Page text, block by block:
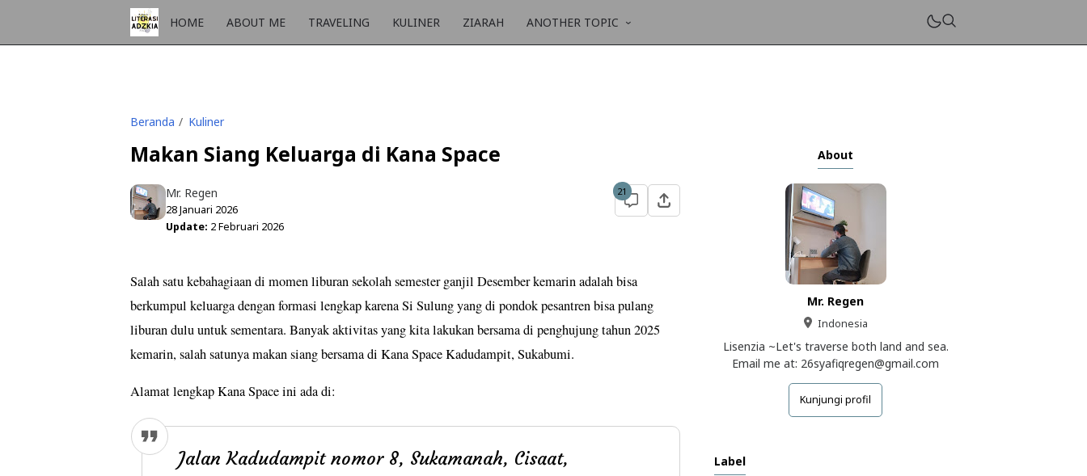
HOME ABOUT ME TRAVELING KULINER ZIARAH ANOTHER TOPIC
Beranda Kuliner
Makan Siang Keluarga di Kana Space
Mr. Regen
28 Januari 2026
Update: 2 Februari 2026
21
Salah satu kebahagiaan di momen liburan sekolah semester ganjil Desember kemarin adalah bisa
berkumpul keluarga dengan formasi lengkap karena Si Sulung yang di pondok pesantren bisa pulang
liburan dulu untuk sementara. Banyak aktivitas yang kita lakukan bersama di penghujung tahun 2025
kemarin, salah satunya makan siang bersama di Kana Space Kadudampit, Sukabumi.
Alamat lengkap Kana Space ini ada di:
Jalan Kadudampit nomor 8, Sukamanah, Cisaat,
About
Mr. Regen
Indonesia
Lisenzia ~Let's traverse both land and sea.
Email me at: 26syafiqregen@gmail.com
Kunjungi profil
Label